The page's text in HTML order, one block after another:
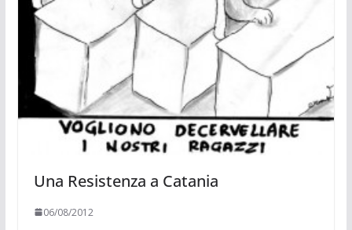
Una Resistenza a Catania
06/08/2012